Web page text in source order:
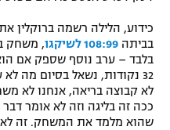
כידוע, הלילה רשמה ברוקלין
בביתה 108:99 לשיקגו
בלבד – ערב נוסף שספק אם
32 נקודות, נשאל בסיום מה
לא קבוצה בריאה, אנחנו לא
ככה זה בליגה וזה לא אומר
שהוא מלמד את המשחק. זה לא